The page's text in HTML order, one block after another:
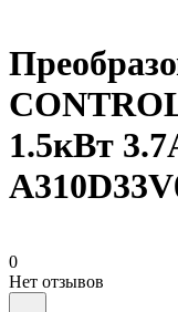
1.5кВт
0
Нет отзывов